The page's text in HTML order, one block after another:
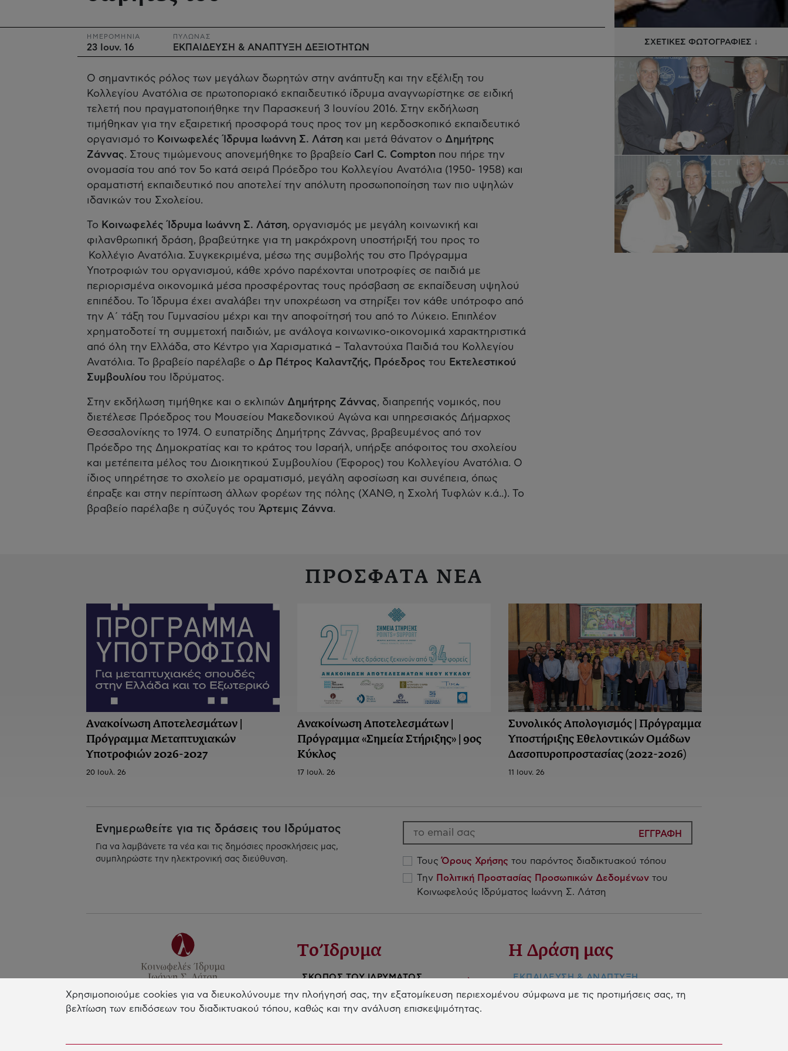
ΗΜΕΡΟΜΗΝΙΑ
23 Ιουν. 16
ΠΥΛΩΝΑΣ
ΕΚΠΑΙΔΕΥΣΗ & ΑΝΑΠΤΥΞΗ ΔΕΞΙΟΤΗΤΩΝ
ΣΧΕΤΙΚΕΣ ΦΩΤΟΓΡΑΦΙΕΣ ↓
Ο σημαντικός ρόλος των μεγάλων δωρητών στην ανάπτυξη και την εξέλιξη του
Κολλεγίου Ανατόλια σε πρωτοποριακό εκπαιδευτικό ίδρυμα αναγνωρίστηκε σε ειδική
τελετή που πραγματοποιήθηκε την Παρασκευή 3 Ιουνίου 2016. Στην εκδήλωση
τιμήθηκαν για την εξαιρετική προσφορά τους προς τον μη κερδοσκοπικό εκπαιδευτικό
οργανισμό το Κοινωφελές Ίδρυμα Ιωάννη Σ. Λάτση και μετά θάνατον ο Δημήτρης
Ζάννας. Στους τιμώμενους απονεμήθηκε το βραβείο Carl C. Compton που πήρε την
ονομασία του από τον 5ο κατά σειρά Πρόεδρο του Κολλεγίου Ανατόλια (1950- 1958) και
οραματιστή εκπαιδευτικό που αποτελεί την απόλυτη προσωποποίηση των πιο υψηλών
ιδανικών του Σχολείου.
Το Κοινωφελές Ίδρυμα Ιωάννη Σ. Λάτση, οργανισμός με μεγάλη κοινωνική και
φιλανθρωπική δράση, βραβεύτηκε για τη μακρόχρονη υποστήριξή του προς το
Κολλέγιο Ανατόλια. Συγκεκριμένα, μέσω της συμβολής του στο Πρόγραμμα
Υποτροφιών του οργανισμού, κάθε χρόνο παρέχονται υποτροφίες σε παιδιά με
περιορισμένα οικονομικά μέσα προσφέροντας τους πρόσβαση σε εκπαίδευση υψηλού
επιπέδου. Το Ίδρυμα έχει αναλάβει την υποχρέωση να στηρίξει τον κάθε υπότροφο από
την Α΄ τάξη του Γυμνασίου μέχρι και την αποφοίτησή του από το Λύκειο. Επιπλέον
χρηματοδοτεί τη συμμετοχή παιδιών, με ανάλογα κοινωνικο-οικονομικά χαρακτηριστικά
από όλη την Ελλάδα, στο Κέντρο για Χαρισματικά – Ταλαντούχα Παιδιά του Κολλεγίου
Ανατόλια. Το βραβείο παρέλαβε ο Δρ Πέτρος Καλαντζής, Πρόεδρος του Εκτελεστικού
Συμβουλίου του Ιδρύματος.
Στην εκδήλωση τιμήθηκε και ο εκλιπών Δημήτρης Ζάννας, διαπρεπής νομικός, που
διετέλεσε Πρόεδρος του Μουσείου Μακεδονικού Αγώνα και υπηρεσιακός Δήμαρχος
Θεσσαλονίκης το 1974. Ο ευπατρίδης Δημήτρης Ζάννας, βραβευμένος από τον
Πρόεδρο της Δημοκρατίας και το κράτος του Ισραήλ, υπήρξε απόφοιτος του σχολείου
και μετέπειτα μέλος του Διοικητικού Συμβουλίου (Έφορος) του Κολλεγίου Ανατόλια. Ο
ίδιος υπηρέτησε το σχολείο με οραματισμό, μεγάλη αφοσίωση και συνέπεια, όπως
έπραξε και στην περίπτωση άλλων φορέων της πόλης (ΧΑΝΘ, η Σχολή Τυφλών κ.ά..). Το
βραβείο παρέλαβε η σύζυγός του Άρτεμις Ζάννα.
ΠΡΟΣΦΑΤΑ ΝΕΑ
Ανακοίνωση Αποτελεσμάτων |
Πρόγραμμα Μεταπτυχιακών
Υποτροφιών 2026-2027
20 Ιουλ. 26
Ανακοίνωση Aποτελεσμάτων |
Πρόγραμμα «Σημεία Στήριξης» | 9ος
Κύκλος
17 Ιουλ. 26
Συνολικός Απολογισμός | Πρόγραμμα
Υποστήριξης Εθελοντικών Ομάδων
Δασοπυροπροστασίας (2022-2026)
11 Ιουν. 26
Ενημερωθείτε για τις δράσεις του Ιδρύματος
Για να λαμβάνετε τα νέα και τις δημόσιες προσκλήσεις μας,
συμπληρώστε την ηλεκτρονική σας διεύθυνση.
ΕΓΓΡΑΦΗ
ΤουςΌρους Χρήσης του παρόντος διαδικτυακού τόπου
Την Πολιτική Προστασίας Προσωπικών Δεδομένων του
Κοινωφελούς Ιδρύματος Ιωάννη Σ. Λάτση
Γραφείο Αθηνών
Ξενίας 4, 14562 Κηφισιά
Το Ίδρυμα
ΣΚΟΠΟΣ ΤΟΥ ΙΔΡΥΜΑΤΟΣ
ΙΩΑΝΝΗΣ ΛΑΤΣΗΣ
ΔΙΟΙΚΗΣΗ & ΠΡΟΣΩΠΙΚΟ
Η Δράση μας
ΕΚΠΑIΔΕΥΣΗ & ΑΝΑΠΤΥΞΗ
ΕΤΗΣΙΟΣ ΑΠΟΛΟΓΙΣΜΟΣ
Χρησιμοποιούμε cookies για να διευκολύνουμε την πλοήγησή σας, την εξατομίκευση περιεχομένου σύμφωνα με τις προτιμήσεις σας, τη
βελτίωση των επιδόσεων του διαδικτυακού τόπου, καθώς και την ανάλυση επισκεψιμότητας.